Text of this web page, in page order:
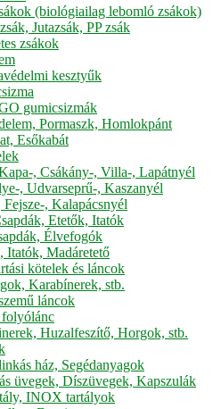
(biológiailag lebomló zsákok)
Jutazsák, PP zsák
zsákok
kesztyűk
gumicsizmák
Pormaszk, Homlokpánt
Esőkabát
, Csákány-, Villa-, Lapátnyél
, Udvarseprű-, Kaszanyél
Fejsze-, Kalapácsnyél
Etetők, Itatók
Élvefogók
Itatók, Madáretető
kötelek és láncok
Karabínerek, stb.
láncok
Huzalfeszítő, Horgok, stb.
ház, Segédanyagok
üvegek, Díszüvegek, Kapszulák
INOX tartályok